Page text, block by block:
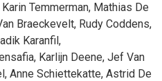
Karin Temmerman, Mathias De
Braeckevelt, Rudy Coddens,
Karanfil,
, Karlijn Deene, Jef Van
, Anne Schiettekatte, Astrid De